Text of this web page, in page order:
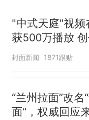
"中式天庭"视频
获500万播放 创
披露
封面新闻 1871跟贴
“兰州拉面”改名
面”，权威回应